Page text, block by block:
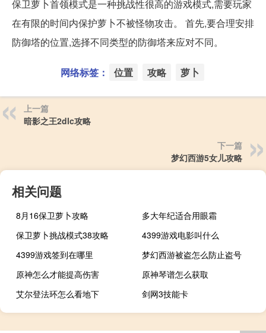
保卫萝卜首领模式是一种挑战性很高的游戏模式,需要玩家
在有限的时间内保护萝卜不被怪物攻击。 首先,要合理安排
防御塔的位置,选择不同类型的防御塔来应对不同。
网络标签： 位置 攻略 萝卜
上一篇
暗影之王2dlc攻略
下一篇
梦幻西游5女儿攻略
相关问题
8月16保卫萝卜攻略
多大年纪适合用眼霜
保卫萝卜挑战模式38攻略
4399游戏电影叫什么
4399游戏签到在哪里
梦幻西游被盗怎么防止盗号
原神怎么才能提高伤害
原神琴谱怎么获取
艾尔登法环怎么看地下
剑网3技能卡